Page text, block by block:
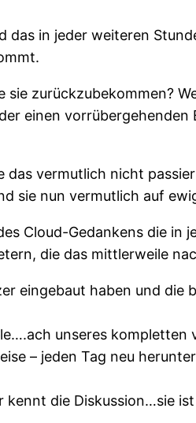
das in jeder weiteren
zurückzubekommen?
einen
vermutlich nicht
sie nun vermutlich auf
Cloud-Gedankens die in
die das mittlerweile
eingebaut haben und die
unseres
– jeden Tag neu
die Diskussion…sie